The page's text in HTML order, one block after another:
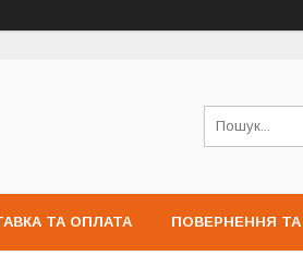
ТА ОПЛАТА ПОВЕРНЕННЯ ТА